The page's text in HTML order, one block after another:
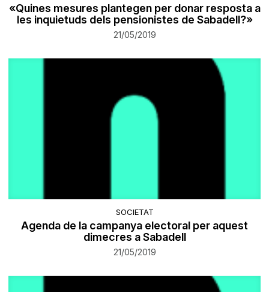
«Quines mesures plantegen per donar resposta a
les inquietuds dels pensionistes de Sabadell?»
21/05/2019
SOCIETAT
Agenda de la campanya electoral per aquest
dimecres a Sabadell
21/05/2019